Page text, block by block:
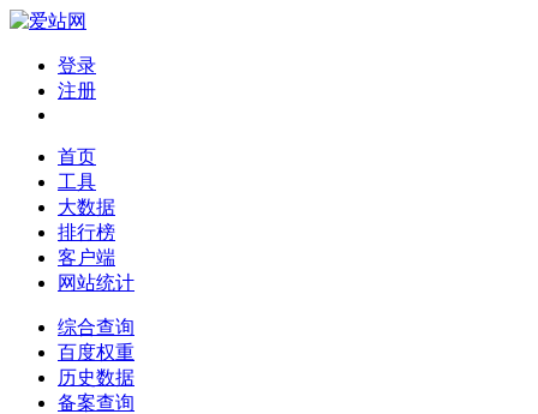
登录
注册
首页
工具
大数据
排行榜
客户端
网站统计
综合查询
百度权重
历史数据
备案查询